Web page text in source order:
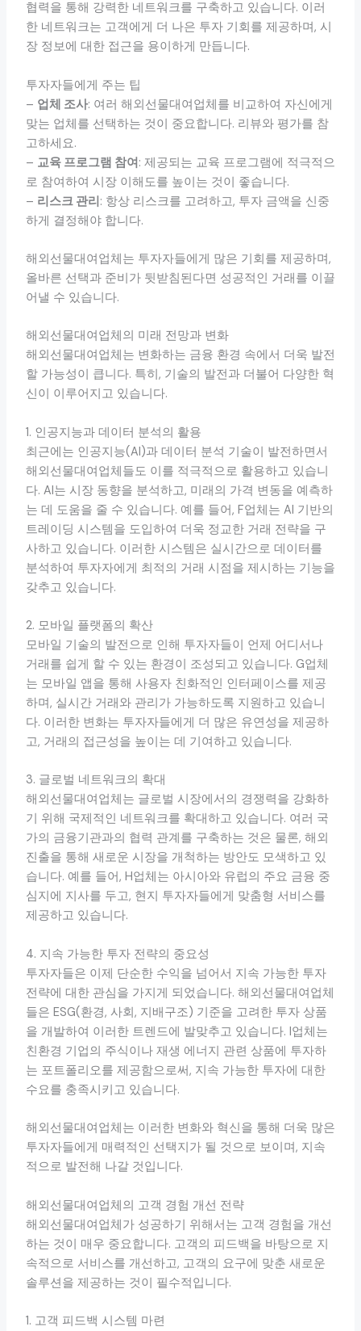
협력을 통해 강력한 네트워크를 구축하고 있습니다. 이러
한 네트워크는 고객에게 더 나은 투자 기회를 제공하며, 시
장 정보에 대한 접근을 용이하게 만듭니다.
투자자들에게 주는 팁
– 업체 조사: 여러 해외선물대여업체를 비교하여 자신에게
맞는 업체를 선택하는 것이 중요합니다. 리뷰와 평가를 참
고하세요.
– 교육 프로그램 참여 : 제공되는 교육 프로그램에 적극적으
로 참여하여 시장 이해도를 높이는 것이 좋습니다.
– 리스크 관리 : 항상 리스크를 고려하고, 투자 금액을 신중
하게 결정해야 합니다.
해외선물대여업체는 투자자들에게 많은 기회를 제공하며,
올바른 선택과 준비가 뒷받침된다면 성공적인 거래를 이끌
어낼 수 있습니다.
해외선물대여업체의 미래 전망과 변화
해외선물대여업체는 변화하는 금융 환경 속에서 더욱 발전
할 가능성이 큽니다. 특히, 기술의 발전과 더불어 다양한 혁
신이 이루어지고 있습니다.
1. 인공지능과 데이터 분석의 활용
최근에는 인공지능(AI)과 데이터 분석 기술이 발전하면서
해외선물대여업체들도 이를 적극적으로 활용하고 있습니
다. AI는 시장 동향을 분석하고, 미래의 가격 변동을 예측하
는 데 도움을 줄 수 있습니다. 예를 들어, F업체는 AI 기반의
트레이딩 시스템을 도입하여 더욱 정교한 거래 전략을 구
사하고 있습니다. 이러한 시스템은 실시간으로 데이터를
분석하여 투자자에게 최적의 거래 시점을 제시하는 기능을
갖추고 있습니다.
2. 모바일 플랫폼의 확산
모바일 기술의 발전으로 인해 투자자들이 언제 어디서나
거래를 쉽게 할 수 있는 환경이 조성되고 있습니다. G업체
는 모바일 앱을 통해 사용자 친화적인 인터페이스를 제공
하며, 실시간 거래와 관리가 가능하도록 지원하고 있습니
다. 이러한 변화는 투자자들에게 더 많은 유연성을 제공하
고, 거래의 접근성을 높이는 데 기여하고 있습니다.
3. 글로벌 네트워크의 확대
해외선물대여업체는 글로벌 시장에서의 경쟁력을 강화하
기 위해 국제적인 네트워크를 확대하고 있습니다. 여러 국
가의 금융기관과의 협력 관계를 구축하는 것은 물론, 해외
진출을 통해 새로운 시장을 개척하는 방안도 모색하고 있
습니다. 예를 들어, H업체는 아시아와 유럽의 주요 금융 중
심지에 지사를 두고, 현지 투자자들에게 맞춤형 서비스를
제공하고 있습니다.
4. 지속 가능한 투자 전략의 중요성
투자자들은 이제 단순한 수익을 넘어서 지속 가능한 투자
전략에 대한 관심을 가지게 되었습니다. 해외선물대여업체
들은 ESG(환경, 사회, 지배구조) 기준을 고려한 투자 상품
을 개발하여 이러한 트렌드에 발맞추고 있습니다. I업체는
친환경 기업의 주식이나 재생 에너지 관련 상품에 투자하
는 포트폴리오를 제공함으로써, 지속 가능한 투자에 대한
수요를 충족시키고 있습니다.
해외선물대여업체는 이러한 변화와 혁신을 통해 더욱 많은
투자자들에게 매력적인 선택지가 될 것으로 보이며, 지속
적으로 발전해 나갈 것입니다.
해외선물대여업체의 고객 경험 개선 전략
해외선물대여업체가 성공하기 위해서는 고객 경험을 개선
하는 것이 매우 중요합니다. 고객의 피드백을 바탕으로 지
속적으로 서비스를 개선하고, 고객의 요구에 맞춘 새로운
솔루션을 제공하는 것이 필수적입니다.
1. 고객 피드백 시스템 마련